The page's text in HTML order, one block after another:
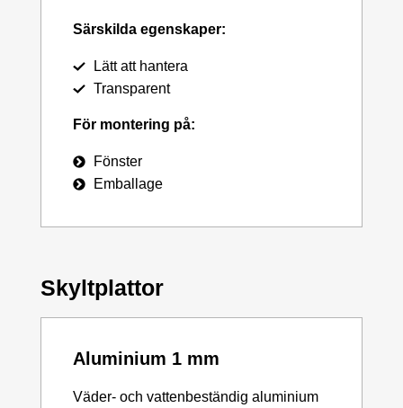
Särskilda egenskaper:
Lätt att hantera
Transparent
För montering på:
Fönster
Emballage
Skyltplattor
Aluminium 1 mm
Väder- och vattenbeständig aluminium